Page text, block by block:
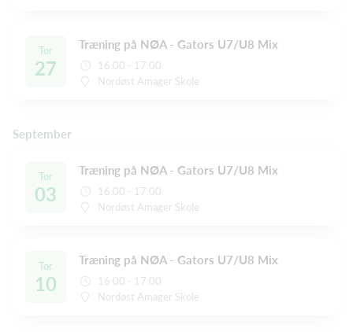
Tor
27
Træning på NØA - Gators U7/U8 Mix
16:00 - 17:00
Nordøst Amager Skole
September
Tor
03
Træning på NØA - Gators U7/U8 Mix
16:00 - 17:00
Nordøst Amager Skole
Tor
10
Træning på NØA - Gators U7/U8 Mix
16:00 - 17:00
Nordøst Amager Skole